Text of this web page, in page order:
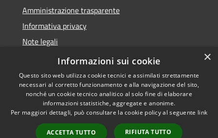
Amministrazione trasparente
Informativa privacy
Note legali
Dichiarazione di accessibilità
Accessibilità
Copyright © 2026 • Comune di
Sarmato • Powered by
Municipium•
Accesso
×
Informazioni sui cookie
Questo sito web utilizza cookie tecnici e assimilati strettamente
necessari al corretto funzionamento e alla navigazione del sito,
nonché un cookie tecnico analitico al solo fine di elaborare
informazioni statistiche, aggregate e anonime.
Per maggiori dettagli, può consultare la cookie policy al seguente link
ACCETTA TUTTO RIFIUTA TUTTO